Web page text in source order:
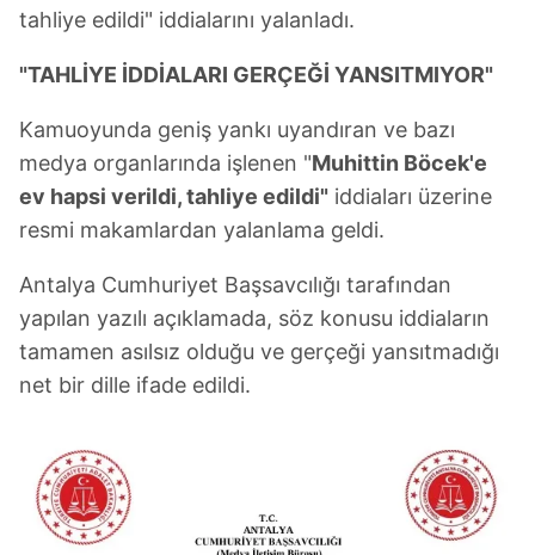
tahliye edildi" iddialarını yalanladı.
"TAHLİYE İDDİALARI GERÇEĞİ YANSITMIYOR"
Kamuoyunda geniş yankı uyandıran ve bazı
medya organlarında işlenen "Muhittin Böcek'e
ev hapsi verildi, tahliye edildi" iddiaları üzerine
resmi makamlardan yalanlama geldi.
Antalya Cumhuriyet Başsavcılığı tarafından
yapılan yazılı açıklamada, söz konusu iddiaların
tamamen asılsız olduğu ve gerçeği yansıtmadığı
net bir dille ifade edildi.